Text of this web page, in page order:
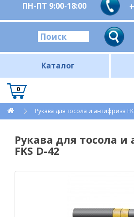
ПН-ПТ 9:00-18:00
Каталог
0
Рукава для тосола и антифриза
Рукава для тосола
FKS D-42